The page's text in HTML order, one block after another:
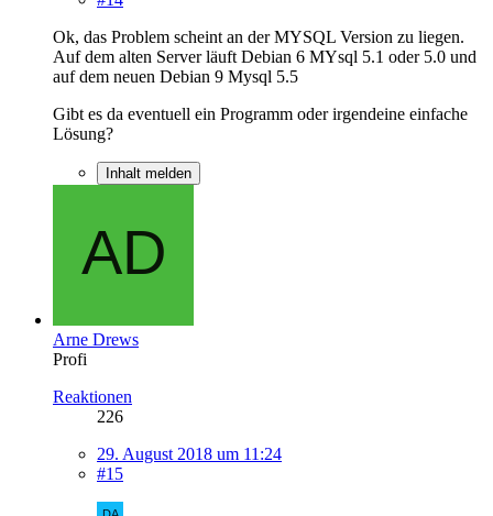
Ok, das Problem scheint an der MYSQL Version zu liegen.
Auf dem alten Server läuft Debian 6 MYsql 5.1 oder 5.0 und
auf dem neuen Debian 9 Mysql 5.5
Gibt es da eventuell ein Programm oder irgendeine einfache
Lösung?
Inhalt melden
Arne Drews
Profi
Reaktionen
226
29. August 2018 um 11:24
#15